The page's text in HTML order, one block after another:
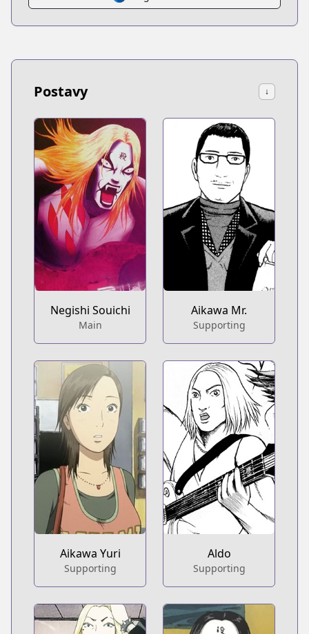
Postavy ↓
Negishi Souichi
Main
Aikawa Mr.
Supporting
Aikawa Yuri
Supporting
Aldo
Supporting